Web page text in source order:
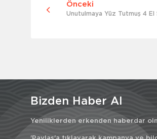
Önceki
Unutulmaya Yüz Tutmuş 4 El
Bizden Haber Al
Yeniliklerden erkenden haberdar